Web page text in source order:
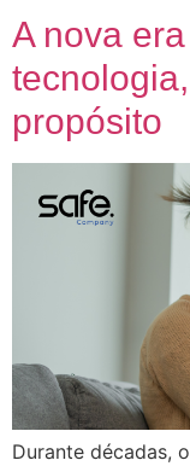
A nova
propósito
Durante décadas,